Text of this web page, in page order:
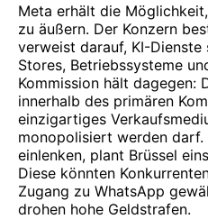
Meta erhält die
zu äußern. Der Konzern
verweist darauf, KI-
Stores, Betriebssysteme
Kommission hält dagegen:
innerhalb des primären
einzigartiges
monopolisiert werden
einlenken, plant Brüssel
Diese könnten
Zugang zu WhatsApp
drohen hohe Geldstrafen.